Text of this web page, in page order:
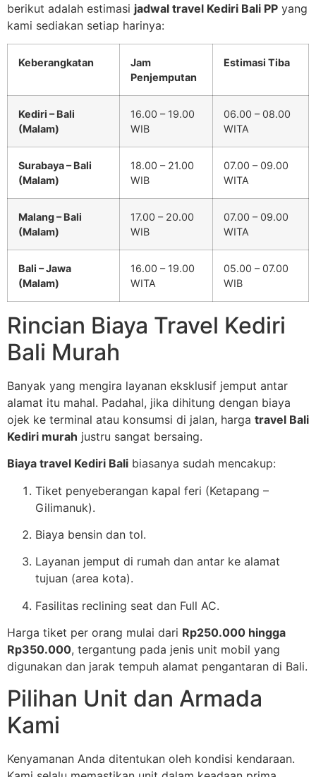
berikut adalah estimasi jadwal travel Kediri Bali PP yang
kami sediakan setiap harinya:
Keberangkatan
Jam
Penjemputan
Estimasi Tiba
Kediri – Bali
(Malam)
16.00 – 19.00
WIB
06.00 – 08.00
WITA
Surabaya – Bali
(Malam)
18.00 – 21.00
WIB
07.00 – 09.00
WITA
Malang – Bali
(Malam)
17.00 – 20.00
WIB
07.00 – 09.00
WITA
Bali – Jawa
(Malam)
16.00 – 19.00
WITA
05.00 – 07.00
WIB
Rincian Biaya Travel Kediri
Bali Murah
Banyak yang mengira layanan eksklusif jemput antar
alamat itu mahal. Padahal, jika dihitung dengan biaya
ojek ke terminal atau konsumsi di jalan, harga travel Bali
Kediri murah justru sangat bersaing.
Biaya travel Kediri Bali biasanya sudah mencakup:
Tiket penyeberangan kapal feri (Ketapang –
Gilimanuk).
Biaya bensin dan tol.
Layanan jemput di rumah dan antar ke alamat
tujuan (area kota).
Fasilitas reclining seat dan Full AC.
Harga tiket per orang mulai dari Rp250.000 hingga
Rp350.000, tergantung pada jenis unit mobil yang
digunakan dan jarak tempuh alamat pengantaran di Bali.
Pilihan Unit dan Armada
Kami
Kenyamanan Anda ditentukan oleh kondisi kendaraan.